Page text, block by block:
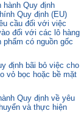
hành Quy định
Quy định (EU)
cầu đối với việc
đối với các lô hàng
có nguồn gốc
định bãi bỏ việc cho
vỏ bọc hoặc bề mặt
Quy định về yêu
và thực hiện